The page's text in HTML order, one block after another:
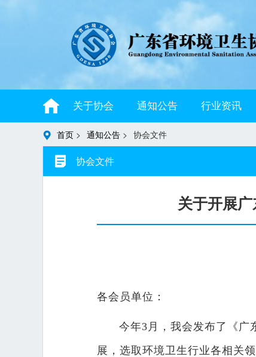
关于协会 通知公告 行业资讯
首页 > 通知公告 > 协会文件
协会文件
关于开展
各会员单位：
今年3月，我会发布了《广
展，选取环境卫生行业各相关